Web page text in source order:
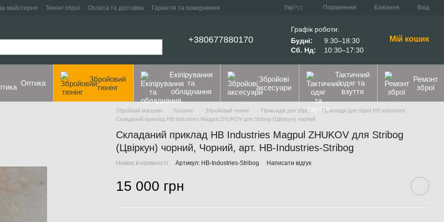
майстерня Тюнінг зброї Оплата та доставка
Гарантія та повернення
Укр Рус Порівняння Бажання Вхід
+380677880170
Графік роботи:
Будні:
9:30–18:30
Сб. Нд:
10:30–17:30
Мій кошик
Оптика
Збройовий
тюнінг
Екіпірування
та
обладнання
Збройові
аксесуари
Тактичний
одяг та
взуття
Ремонт
зброї
Збройний магазин Каталог Збройовий тюнінг Приклади для зброї
Приклади для зброї HB Industries
Складаний приклад HB Industries Magpul ZHUKOV для Stribog (Цвіркун) чорний
Складаний приклад HB Industries Magpul ZHUKOV для Stribog
(Цвіркун) чорний, Чорний, арт. HB-Industries-Stribog
Немає в наявності Артикул: HB-Industries-Stribog Написати відгук
15 000 грн